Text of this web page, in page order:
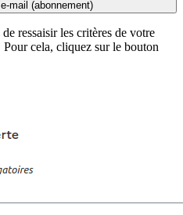
mail (abonnement)
ressaisir les critères de votre
cela, cliquez sur le bouton